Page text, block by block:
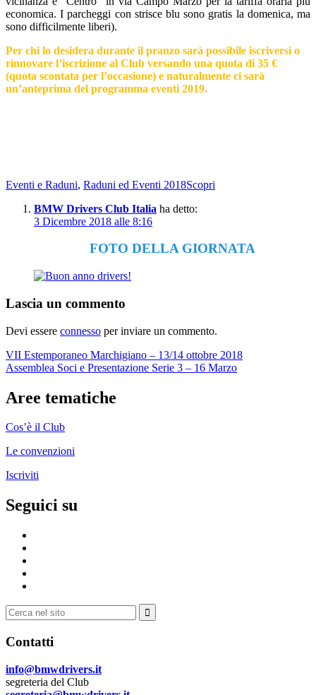
economica. I parcheggi con strisce blu sono gratis la domenica, ma
sono difficilmente liberi).
Per chi lo desidera durante il pranzo sarà possibile iscriversi o
rinnovare l’iscrizione al Club versando una quota di 35 €
(quota scontata per l’occasione) e naturalmente ci sarà
un’anteprima del programma eventi 2019.
Eventi e Raduni, Raduni ed Eventi 2018Scopri
BMW Drivers Club Italia ha detto:
3 Dicembre 2018 alle 8:16
FOTO DELLA GIORNATA
Lascia un commento
Devi essere connesso per inviare un commento.
Navigazione
articoli
VII Estemporaneo Marchigiano – 13/14 ottobre 2018
Assemblea Soci e Presentazione Serie 3 – 16 Marzo
Aree tematiche
Cos’è il Club
Le convenzioni
Iscriviti
Seguici su
Cerca:
Contatti
info@bmwdrivers.it
segreteria del Club